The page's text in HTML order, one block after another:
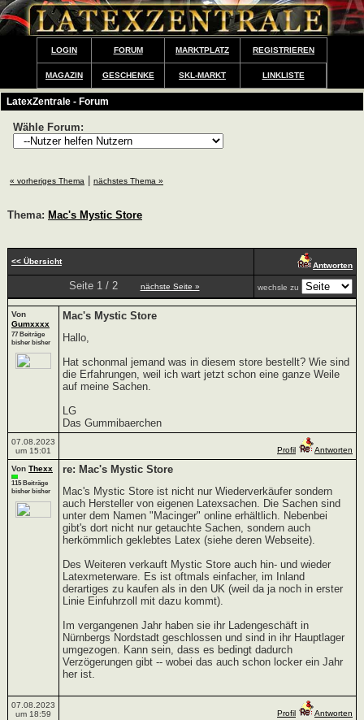
LOGIN FORUM MARKTPLATZ REGISTRIEREN
MAGAZIN GESCHENKE SKL-MARKT LINKLISTE
LatexZentrale - Forum
Wähle Forum:
« vorheriges Thema nächstes Thema »
Thema: Mac's Mystic Store
<< Übersicht Antworten
Seite 1 / 2 nächste Seite » wechsle zu
Von
Gumxxxx
77 Beiträge
bisher bisher
Mac's Mystic Store
Hallo,
Hat schonmal jemand was in diesem store bestellt? Wie sind
die Erfahrungen, weil ich wart jetzt schon eine ganze Weile
auf meine Sachen.
LG
Das Gummibaerchen
07.08.2023
um 15:01
Profil Antworten
Von Thexx
115 Beiträge
bisher bisher
re: Mac's Mystic Store
Mac's Mystic Store ist nicht nur Wiederverkäufer sondern
auch Hersteller von eigenen Latexsachen. Die Sachen sind
unter dem Namen "Macinger" online erhältlich. Nebenbei
gibt's dort nicht nur getauchte Sachen, sondern auch
herkömmlich geklebtes Latex (siehe deren Webseite).
Des Weiteren verkauft Mystic Store auch hin- und wieder
Latexmeterware. Es ist oftmals einfacher, im Inland
derartiges zu kaufen als in den UK (weil da ja noch in erster
Linie Einfuhrzoll mit dazu kommt).
Im vergangenen Jahr haben sie ihr Ladengeschäft in
Nürnbergs Nordstadt geschlossen und sind in ihr Hauptlager
umgezogen. Kann sein, dass es bedingt dadurch
Verzögerungen gibt -- wobei das auch schon locker ein Jahr
her ist.
07.08.2023
um 18:59
Profil
Antworten